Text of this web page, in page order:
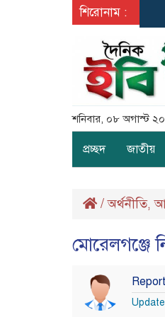
শিরোনাম :
শনিবার, ০৮ অগাস্ট
প্রচ্ছদ জাতীয়
/অর্থনীতি,
মোরেলগঞ্জে
Update